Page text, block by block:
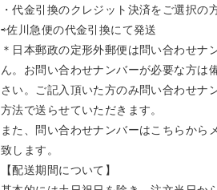
・代金引換のクレジット決済をご選択の
⇨佐川急便の代金引換にて発送
＊日本郵政の定形外郵便は問い合わせナ
ん。お問い合わせナンバーが必要な方は
さい。ご記入頂いた方のみ問い合わせナ
方法で送らせていただきます。
また、問い合わせナンバーはこちらから
致します。
【配送期間について】